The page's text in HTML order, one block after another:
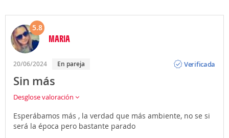
5.8
MARIA
20/06/2024 En pareja
Verificada
Sin más
Desglose valoración
Esperábamos más , la verdad que más ambiente, no se si
será la época pero bastante parado